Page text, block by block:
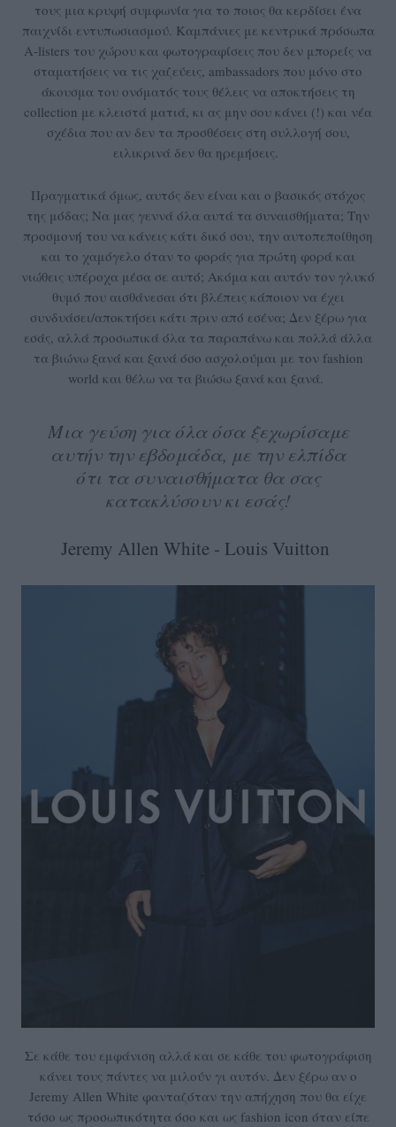
τους μια κρυφή συμφωνία για το ποιος θα κερδίσει ένα
παιχνίδι εντυπωσιασμού. Καμπάνιες με κεντρικά πρόσωπα
A-listers του χώρου και φωτογραφίσεις που δεν μπορείς να
σταματήσεις να τις χαζεύεις, ambassadors που μόνο στο
άκουσμα του ονόματός τους θέλεις να αποκτήσεις τη
collection με κλειστά ματιά, κι ας μην σου κάνει (!) και νέα
σχέδια που αν δεν τα προσθέσεις στη συλλογή σου,
ειλικρινά δεν θα ηρεμήσεις.
Πραγματικά όμως, αυτός δεν είναι και ο βασικός στόχος
της μόδας; Να μας γεννά όλα αυτά τα συναισθήματα; Την
προσμονή του να κάνεις κάτι δικό σου, την αυτοπεποίθηση
και το χαμόγελο όταν το φοράς για πρώτη φορά και
νιώθεις υπέροχα μέσα σε αυτό; Ακόμα και αυτόν τον γλυκό
θυμό που αισθάνεσαι ότι βλέπεις κάποιον να έχει
συνδυάσει/αποκτήσει κάτι πριν από εσένα; Δεν ξέρω για
εσάς, αλλά προσωπικά όλα τα παραπάνω και πολλά άλλα
τα βιώνω ξανά και ξανά όσο ασχολούμαι με τον fashion
world και θέλω να τα βιώσω ξανά και ξανά.
Μια γεύση για όλα όσα ξεχωρίσαμε
αυτήν την εβδομάδα, με την ελπίδα
ότι τα συναισθήματα θα σας
κατακλύσουν κι εσάς!
Jeremy Allen White - Louis Vuitton
Σε κάθε του εμφάνιση αλλά και σε κάθε του φωτογράφιση
κάνει τους πάντες να μιλούν γι αυτόν. Δεν ξέρω αν ο
Jeremy Allen White φανταζόταν την απήχηση που θα είχε
τόσο ως προσωπικότητα όσο και ως fashion icon όταν είπε